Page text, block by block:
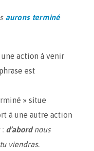
aurons terminé
action à venir
est
» situe
à une autre action
d’abordnous
viendras.